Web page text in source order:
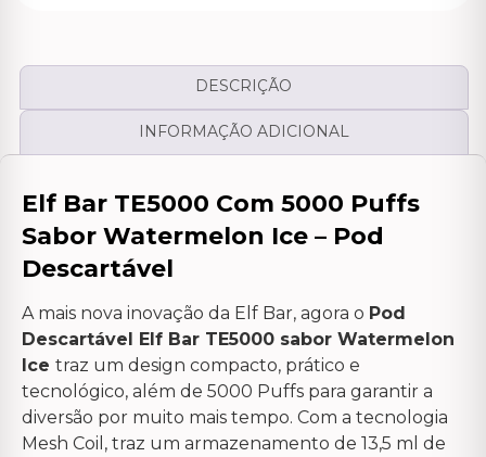
DESCRIÇÃO
INFORMAÇÃO ADICIONAL
Elf Bar TE5000 Com 5000 Puffs
Sabor Watermelon Ice – Pod
Descartável
A mais nova inovação da Elf Bar, agora o Pod
Descartável Elf Bar TE5000 sabor Watermelon
Ice traz um design compacto, prático e
tecnológico, além de 5000 Puffs para garantir a
diversão por muito mais tempo. Com a tecnologia
Mesh Coil, traz um armazenamento de 13,5 ml de